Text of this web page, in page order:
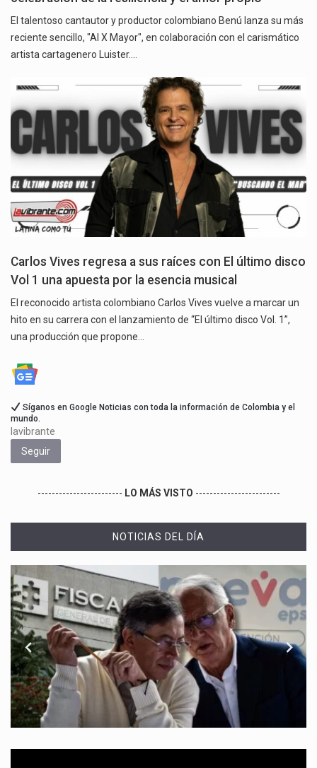
El talentoso cantautor y productor colombiano Benú lanza su más
reciente sencillo, "Al X Mayor", en colaboración con el carismático
artista cartagenero Luister.…
Carlos Vives regresa a sus raíces con El último disco
Vol 1 una apuesta por la esencia musical
El reconocido artista colombiano Carlos Vives vuelve a marcar un
hito en su carrera con el lanzamiento de “El último disco Vol. 1”,
una producción que propone…
Síganos en Google Noticias con toda la información de Colombia y el
mundo.
lavibrante
Seguir
------------------------ LO MÁS VISTO ------------------------
NOTICIAS DEL DÍA